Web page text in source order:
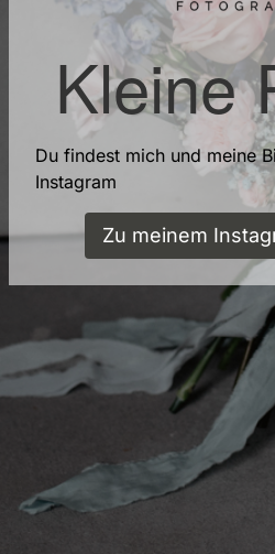
Kleine
Du findest mich und meine
Instagram
Zu meinem